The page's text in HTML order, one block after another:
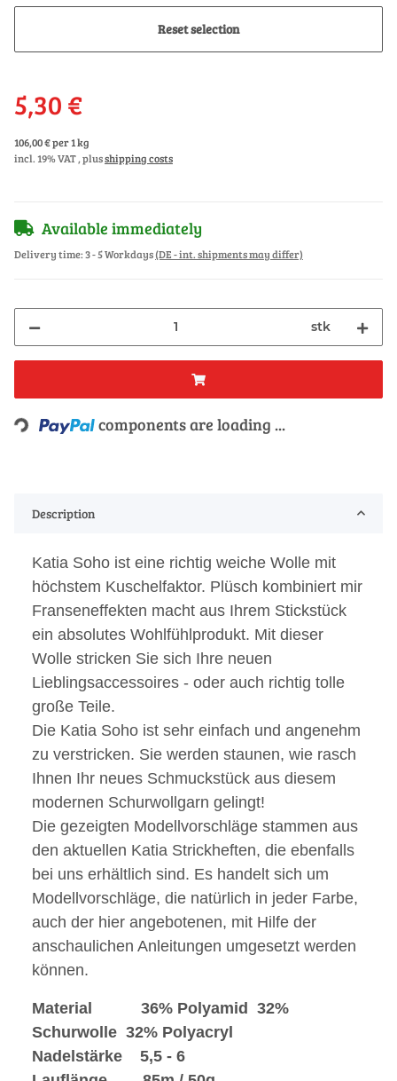
Reset selection
5,30 €
106,00 € per 1 kg
incl. 19% VAT , plusshipping costs
Available immediately
Delivery time:3 - 5 Workdays(DE - int. shipments may differ)
stk
Loading... components are loading ...
Description
Katia Soho ist eine richtig weiche Wolle mit
höchstem Kuschelfaktor. Plüsch kombiniert mir
Franseneffekten macht aus Ihrem Stickstück
ein absolutes Wohlfühlprodukt. Mit dieser
Wolle stricken Sie sich Ihre neuen
Lieblingsaccessoires - oder auch richtig tolle
große Teile.
Die Katia Soho ist sehr einfach und angenehm
zu verstricken. Sie werden staunen, wie rasch
Ihnen Ihr neues Schmuckstück aus diesem
modernen Schurwollgarn gelingt!
Die gezeigten Modellvorschläge stammen aus
den aktuellen Katia Strickheften, die ebenfalls
bei uns erhältlich sind. Es handelt sich um
Modellvorschläge, die natürlich in jeder Farbe,
auch der hier angebotenen, mit Hilfe der
anschaulichen Anleitungen umgesetzt werden
können.
Material 36% Polyamid 32%
Schurwolle 32% Polyacryl
Nadelstärke 5,5 - 6